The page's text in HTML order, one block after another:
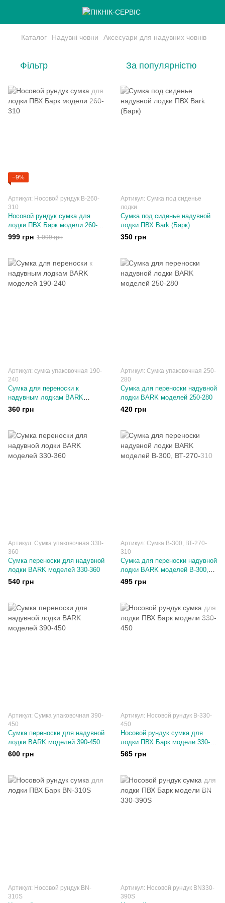
Каталог Надувні човни Аксесуари для надувних човнів
Фільтр За популярністю
−9%
Артикул: Носовой рундук В-260-
310
Носовой рундук сумка для
лодки ПВХ Барк модели 260-
310
999 грн 1 099 грн
Артикул: Сумка под сиденье
лодки
Сумка под сиденье надувной
лодки ПВХ Bark (Барк)
350 грн
Артикул: сумка упаковочная 190-
240
Сумка для переноски к
надувным лодкам BARK
моделей 190-240
360 грн
Артикул: Сумка упаковочная 250-
280
Сумка для переноски надувной
лодки BARK моделей 250-280
420 грн
Артикул: Сумка упаковочная 330-
360
Сумка переноски для надувной
лодки BARK моделей 330-360
540 грн
Артикул: Сумка В-300, ВТ-270-
310
Сумка для переноски надувной
лодки BARK моделей В-300,
ВТ-270-310
495 грн
Артикул: Сумка упаковочная 390-
450
Сумка переноски для надувной
лодки BARK моделей 390-450
600 грн
Артикул: Носовой рундук В-330-
450
Носовой рундук сумка для
лодки ПВХ Барк модели 330-
450
565 грн
Артикул: Носовой рундук ВN-
310S
Артикул: Носовой рундук BN330-
390S